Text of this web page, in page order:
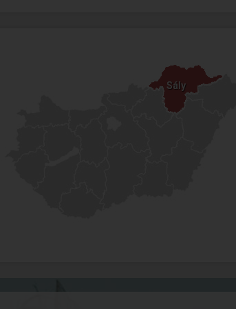
Sály
Sály